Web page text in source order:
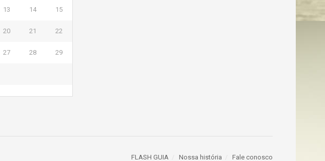
13 14 15
20 21 22
27 28 29
FLASH GUIA Nossa história Fale conosco